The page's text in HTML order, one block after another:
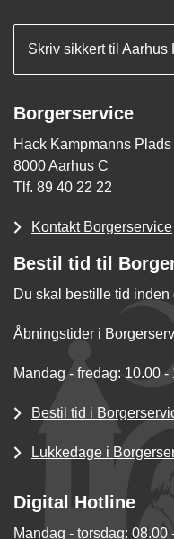
Skriv sikkert til Aarhus
Borgerservice
Hack Kampmanns Plads
8000 Aarhus C
Tlf. 89 40 22 22
Kontakt Borgerservice
Bestil tid til
Du skal bestille tid
Åbningstider i
Mandag - fredag: 10.00 -
Bestil tid i
Lukkedage i
Digital Hotline
Mandag - torsdag: 08.00